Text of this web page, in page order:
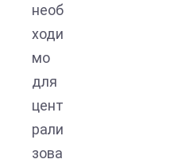
необ
ходи
мо
для
цент
рали
зова